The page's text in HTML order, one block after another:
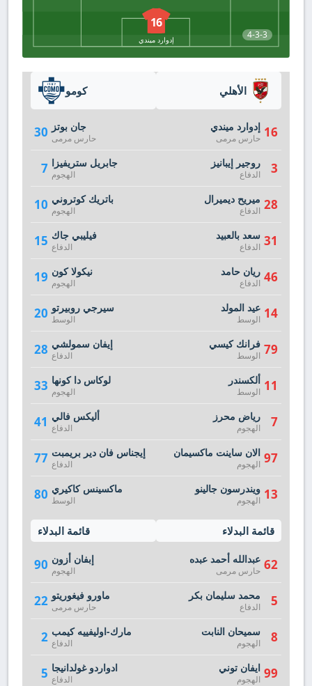
4-3-3
16
إدوارد ميندي
كومو
30 جان بوتز
حارس مرمى
7 جابريل ستريفيزا
الهجوم
10 باتريك كوتروني
الهجوم
15 فيليبي جاك
الدفاع
19 نيكولا كون
الهجوم
20 سيرجي روبيرتو
الوسط
28 إيفان سمولشي
الدفاع
33 لوكاس دا كونها
الهجوم
41 أليكس فالي
الدفاع
77 إيجناس فان دير بريمبت
الدفاع
80 ماكسينس كاكيري
الوسط
قائمة البدلاء
90 إبفان أزون
الهجوم
22 ماورو فيغوريتو
حارس مرمى
2 مارك-اوليفييه كيمب
الدفاع
5 ادواردو غولدانيجا
الدفاع
الأهلي
16 إدوارد ميندي
حارس مرمى
3 روجير إيبانيز
الدفاع
28 ميريح ديميرال
الدفاع
31 سعد بالعبيد
الدفاع
46 ريان حامد
الدفاع
14 عيد المولد
الوسط
79 فرانك كيسي
الوسط
11 ألكسندر
الوسط
7 رياض محرز
الهجوم
97 الان ساينت ماكسيمان
الهجوم
13 ويندرسون جالينو
الهجوم
قائمة البدلاء
62 عبدالله أحمد عبده
حارس مرمى
5 محمد سليمان بكر
الدفاع
8 سميحان النابت
الهجوم
99 ايفان توني
الهجوم